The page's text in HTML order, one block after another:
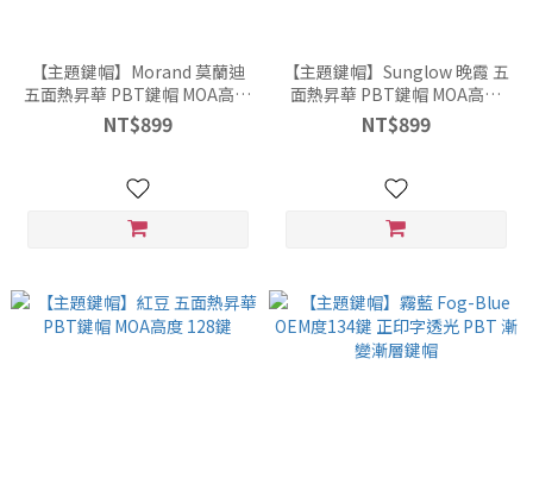
【主題鍵帽】Morand 莫蘭迪
五面熱昇華 PBT鍵帽 MOA高度
128鍵
NT$899
【主題鍵帽】Sunglow 晚霞 五
面熱昇華 PBT鍵帽 MOA高度
128鍵
NT$899